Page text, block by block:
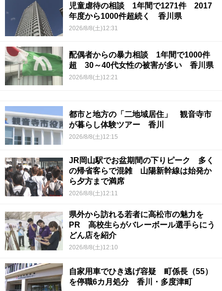
児童虐待の相談 1年間で1271件 2017
年度から1000件超続く 香川県
2026/8/8(土)12:31
配偶者からの暴力相談 1年間で1000件
超 30～40代女性の被害が多い 香川県
2026/8/8(土)12:21
都市と地方の「二地域居住」 観音寺市
が暮らし体験ツアー 香川
2026/8/8(土)12:15
JR岡山駅でお盆期間の下りピーク 多く
の帰省客らで混雑 山陽新幹線は始発か
ら夕方まで満席
2026/8/8(土)12:11
県外から訪れる若者に高松市の魅力を
PR 高校生らがバレーボール選手らにう
どん店を紹介
2026/8/8(土)12:10
自家用車でひき逃げ容疑 町係長（55）
を停職6カ月処分 香川・多度津町